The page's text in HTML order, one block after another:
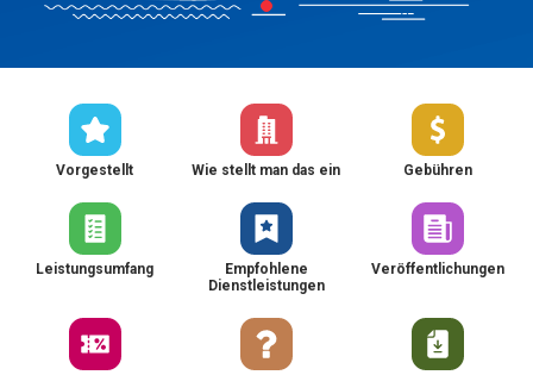
Vorgestellt Wie stellt man das ein Gebühren
Leistungsumfang
Empfohlene
Dienstleistungen
Veröffentlichungen